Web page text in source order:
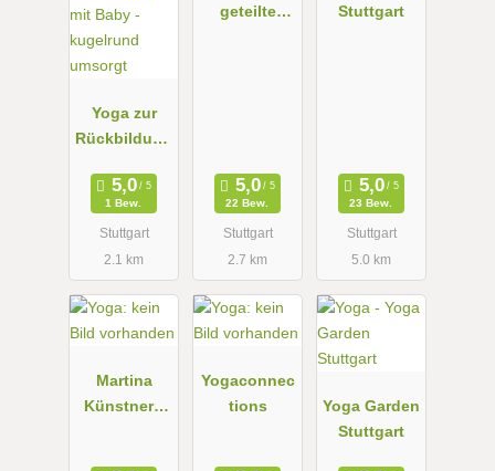
Yoga zur
Rückbildung
kugelrund
umsorgt
1 Bew.
Stuttgart
2.1 km
geteilte
22 Bew.
Stuttgart
2.7 km
Stuttgart
23 Bew.
Stuttgart
5.0 km
Martina
Künstner -
Yogaconnec
tions
Yoga Garden
Stuttgart